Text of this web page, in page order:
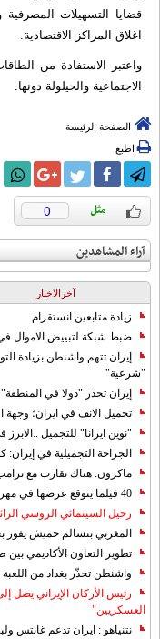
قضایا التسهیلات المصرفیة
اغلاق المراكز الاقتصادیة.
واعتبر الاستفادة من
الاجتماعیة والحیلولة دونها.
الصفحة الرئيسة
اطبع
0
آراء المشاهدين
آخرالاخبار
زيادة متابعين انستقرام
ضبط شبكة لتبييض الاموال
إيران تتهم واشنطن بزيادة
"شرعية"
إيران تحذر "دولا في
تجميل الانف في ايران؛ وجهة
"نوين ايرانا" للتجميل
الجراحة التجميلية في
ماكرون: هناك تقارب مع
40 فيلما يتوقع عرضها في مهرجان كان 2019
رحيل السينمائي الروسي
المغربي بنسالم حميش يفوز
تطوير التعاون الأكاديمي
واشنطن تحذّر بغداد من اللعبة
رئيس الأركان الإيراني يصل
العسكريين"
نتنياهو : ايران تدعم غانتس